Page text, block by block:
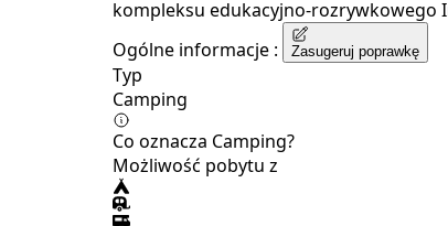
kompleksu edukacyjno-rozrywkowego
Ogólne informacje :
Zasugeruj poprawkę
Typ
Camping
Co oznacza Camping?
Możliwość pobytu z